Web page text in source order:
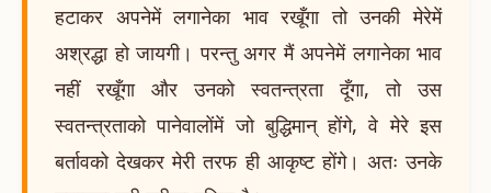
हटाकर अपनेमें लगानेका भाव रखूँगा तो उनकी मेरेमें
अश्रद्धा हो जायगी। परन्तु अगर मैं अपनेमें लगानेका भाव
नहीं रखूँगा और उनको स्वतन्त्रता दूँगा, तो उस
स्वतन्त्रताको पानेवालोंमें जो बुद्धिमान् होंगे, वे मेरे इस
बर्तावको देखकर मेरी तरफ ही आकृष्ट होंगे। अतः उनके